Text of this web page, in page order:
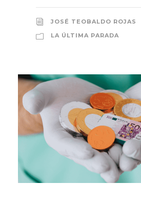
JOSÉ TEOBALDO ROJAS
LA ÚLTIMA PARADA